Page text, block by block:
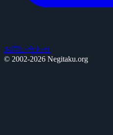
お問い合わせ
© 2002-2026 Negitaku.org